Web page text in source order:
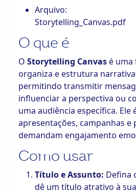
Arquivo:
Storytelling_Canvas.pdf
O que é
O Storytelling Canvasé uma
organiza e estrutura
permitindo transmitir
influenciar a perspectiva ou
uma audiência específica. Ele
apresentações, campanhas e
demandam engajamento
Como usar
Título e Assunto: Defina
dê um título atrativo à